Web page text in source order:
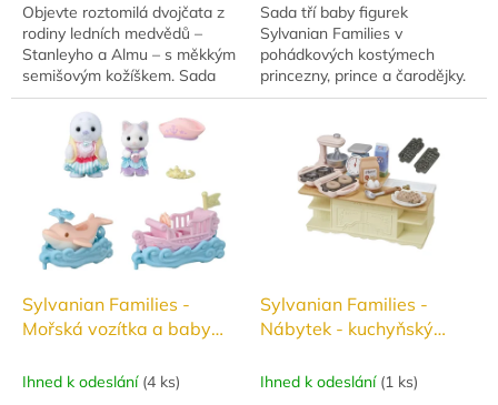
Objevte roztomilá dvojčata z
rodiny ledních medvědů –
Stanleyho a Almu – s měkkým
semišovým kožíškem. Sada
obsahuje dvě figurky a vozítko
ve tvaru autíčka, které lze
kombinovat...
Sada tří baby figurek
Sylvanian Families v
pohádkových kostýmech
princezny, prince a čarodějky.
Ideální k rozšíření her a
Sylvanian Families -
Mořská vozítka a baby
#5820
Ihned k odeslání (4 ks)
Sylvanian Families -
Nábytek - kuchyňský
#5442
Ihned k odeslání (1 ks)